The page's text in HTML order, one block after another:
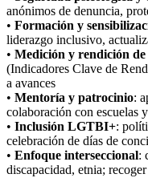
anónimos de denuncia,
• Formación y
liderazgo inclusivo,
• Medición y rendición de
(Indicadores Clave de
a avances
• Mentoría y patrocinio:
colaboración con escuelas
• Inclusión LGTBI+:
celebración de días de
• Enfoque interseccional:
discapacidad, etnia;